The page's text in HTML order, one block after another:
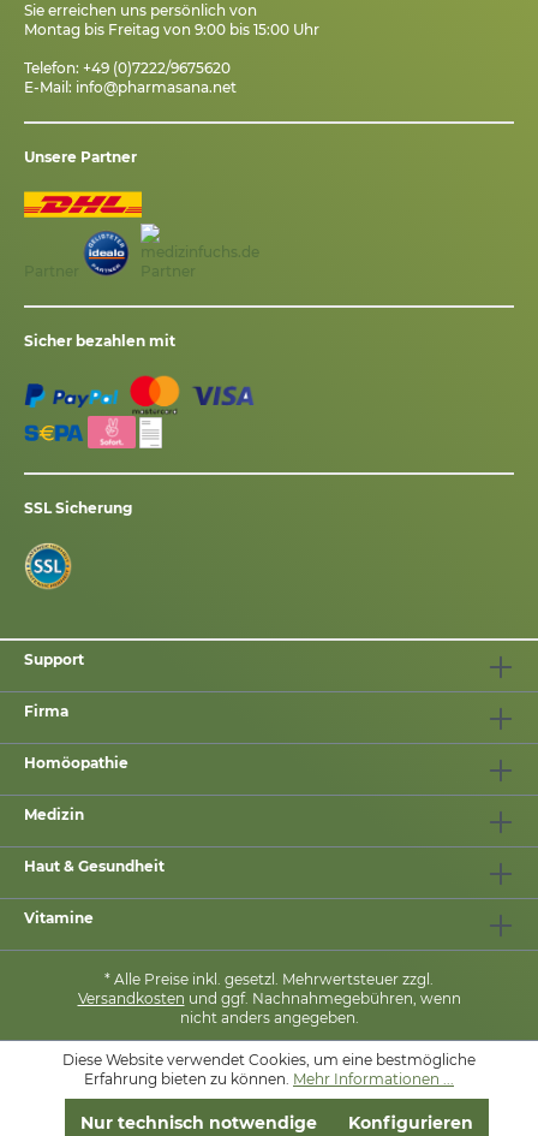
Sie erreichen uns persönlich von
Montag bis Freitag von 9:00 bis 15:00 Uhr
Telefon: +49 (0)7222/9675620
E-Mail: info@pharmasana.net
Unsere Partner
Sicher bezahlen mit
SSL Sicherung
Support
Firma
Homöopathie
Medizin
Haut & Gesundheit
Vitamine
* Alle Preise inkl. gesetzl. Mehrwertsteuer zzgl.
Versandkosten und ggf. Nachnahmegebühren, wenn
nicht anders angegeben.
PHARMASANA
Diese Website verwendet Cookies, um eine bestmögliche
Erfahrung bieten zu können. Mehr Informationen ...
Nur technisch notwendige Konfigurieren